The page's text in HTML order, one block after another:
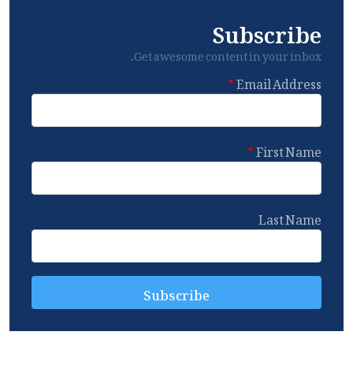
Subscribe
Get awesome content in your inbox.
Email Address
First Name
Last Name